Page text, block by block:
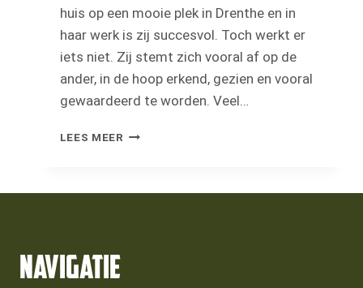
huis op een mooie plek in Drenthe en in
haar werk is zij succesvol. Toch werkt er
iets niet. Zij stemt zich vooral af op de
ander, in de hoop erkend, gezien en vooral
gewaardeerd te worden. Veel…
LEES MEER “VIND
Navigatie